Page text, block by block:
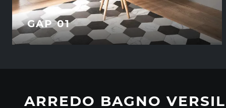
GAP 01
ARREDO BAGNO